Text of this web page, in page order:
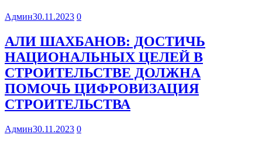
Админ30.11.2023 0
АЛИ ШАХБАНОВ: ДОСТИЧЬ
НАЦИОНАЛЬНЫХ ЦЕЛЕЙ В
СТРОИТЕЛЬСТВЕ ДОЛЖНА
ПОМОЧЬ ЦИФРОВИЗАЦИЯ
СТРОИТЕЛЬСТВА
Админ30.11.2023 0